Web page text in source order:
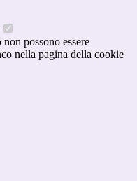
possono essere
nella pagina della cookie